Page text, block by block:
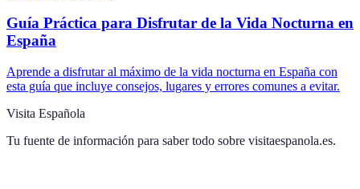
Guía Práctica para Disfrutar de la Vida Nocturna en
España
Aprende a disfrutar al máximo de la vida nocturna en España con
esta guía que incluye consejos, lugares y errores comunes a evitar.
Visita Española
Tu fuente de información para saber todo sobre visitaespanola.es.